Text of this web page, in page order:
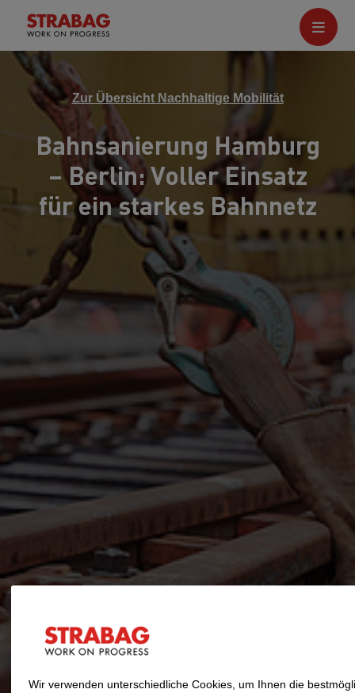
Zur Übersicht Nachhaltige Mobilität
Bahnsanierung Hamburg
– Berlin: Voller Einsatz
für ein starkes Bahnnetz
Wir verwenden unterschiedliche Cookies, um Ihnen die